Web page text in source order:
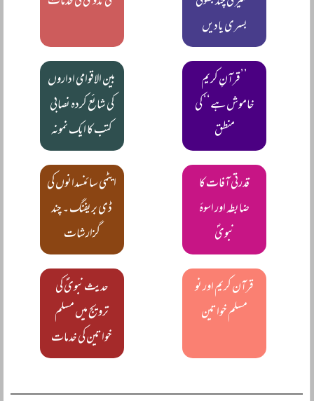
بسری یادیں
’’قرآنِ کریم
خاموش ہے‘‘ کی
منطق
بین الاقوامی اداروں
کی شائع کردہ نصابی
کتب کا ایک نمونہ
قدرتی آفات کا
ضابطہ اور اسوۂ
نبویؐ
ایٹمی سائنسدانوں کی
ڈی بریفنگ ۔ چند
گزارشات
قرآن کریم اور نو
مسلم خواتین
حدیث نبویؐ کی
ترویج میں مسلم
خواتین کی خدمات